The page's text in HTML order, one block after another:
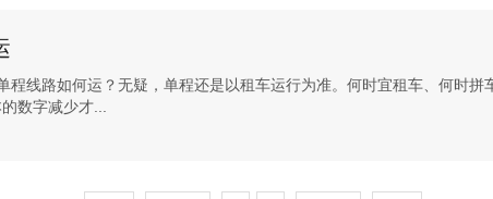
程线路如何运？无疑，单程还是以租车运行为准。何时宜租车、何时
数字减少才...